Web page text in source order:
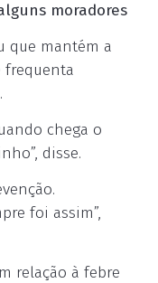
moradores
que mantém a
frequenta
chega o
disse.
foi assim”,
relação à febre